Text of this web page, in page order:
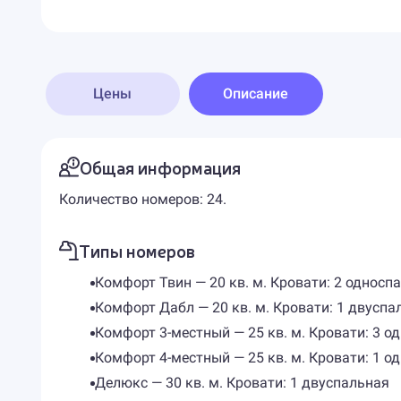
Цены Описание
Общая информация
Количество номеров: 24.
Типы номеров
Комфорт Твин — 20 кв. м. Кровати: 2
Комфорт Дабл — 20 кв. м. Кровати: 1
Комфорт 3-местный — 25 кв. м. Кровати: 3
Комфорт 4-местный — 25 кв. м. Кровати: 1
Делюкс — 30 кв. м. Кровати: 1 двуспальная